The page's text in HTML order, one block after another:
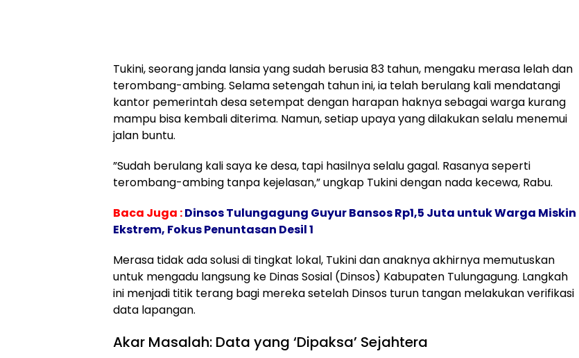
​Tukini, seorang janda lansia yang sudah berusia 83 tahun, mengaku merasa lelah dan
terombang-ambing. Selama setengah tahun ini, ia telah berulang kali mendatangi
kantor pemerintah desa setempat dengan harapan haknya sebagai warga kurang
mampu bisa kembali diterima. Namun, setiap upaya yang dilakukan selalu menemui
jalan buntu.
​”Sudah berulang kali saya ke desa, tapi hasilnya selalu gagal. Rasanya seperti
terombang-ambing tanpa kejelasan,” ungkap Tukini dengan nada kecewa, Rabu.
Baca Juga :Dinsos Tulungagung Guyur Bansos Rp1,5 Juta untuk Warga Miskin
Ekstrem, Fokus Penuntasan Desil 1
Merasa tidak ada solusi di tingkat lokal, Tukini dan anaknya akhirnya memutuskan
untuk mengadu langsung ke Dinas Sosial (Dinsos) Kabupaten Tulungagung. Langkah
ini menjadi titik terang bagi mereka setelah Dinsos turun tangan melakukan verifikasi
data lapangan.
​Akar Masalah: Data yang ‘Dipaksa’ Sejahtera